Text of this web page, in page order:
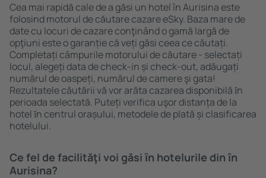
Cea mai rapidă cale de a găsi un hotel în Aurisina este
folosind motorul de căutare cazare eSky. Baza mare de
date cu locuri de cazare conţinând o gamă largă de
opţiuni este o garanție că veți găsi ceea ce căutați.
Completați câmpurile motorului de căutare - selectați
locul, alegeți data de check-in și check-out, adăugați
numărul de oaspeți, numărul de camere şi gata!
Rezultatele căutării vă vor arăta cazarea disponibilă ȋn
perioada selectată. Puteți verifica uşor distanța de la
hotel ȋn centrul orașului, metodele de plată și clasificarea
hotelului.
Ce fel de facilităţi voi găsi ȋn hotelurile din în
Aurisina?